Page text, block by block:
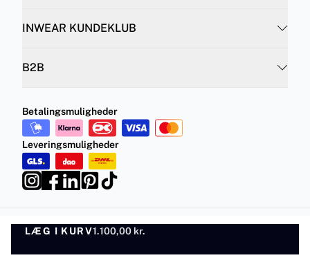
LÆG I KURV1.100,00 kr.
LÆG I KURV
INWEAR KUNDEKLUB
B2B
Betalingsmuligheder
Leveringsmuligheder
Privatlivspolitik